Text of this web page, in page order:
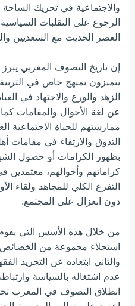
والاجتماعية في تحريك
الرجوع على التقلبات
العصر الحديث مع السعديين
إن تاريخ التصوف المغربي
يتميزون بمنهج خاص في
الزهد والورع والاجتهاد في
عن لغة الأحوال والمقامات
ممارستهم للحياة الاجتماعية
التذوق والارتقاء في مقامات
بظهور الكرامات أو حصول
كراماتهم وأحوالهم،
التفرغ الكلي للمجاهد ولقاء
دون انعزال على المجتمع.
من خلال هذه الأسس التي
استجلاء مجموعة من الخصائص
والثاني ابتعاده عن التجريد
عدم اشتغاله بالسياسة
انطلاق التصوف في المغرب